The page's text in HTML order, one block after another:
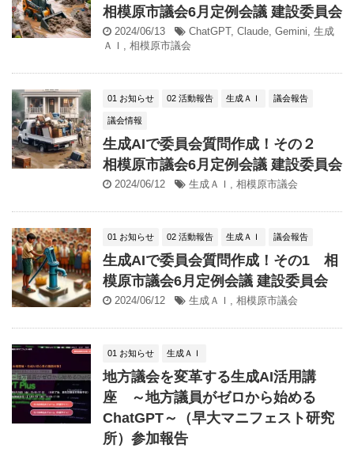
相模原市議会6月定例会議 建設委員会
2024/06/13 ChatGPT, Claude, Gemini, 生成
ＡＩ , 相模原市議会
01 お知らせ 02 活動報告 生成ＡＩ 議会報告
議会情報
生成AIで委員会質問作成！その２
相模原市議会6月定例会議 建設委員会
2024/06/12 生成ＡＩ , 相模原市議会
01 お知らせ 02 活動報告 生成ＡＩ 議会報告
生成AIで委員会質問作成！その1 相
模原市議会6月定例会議 建設委員会
2024/06/12 生成ＡＩ , 相模原市議会
01 お知らせ 生成ＡＩ
地方議会を変革する生成AI活用講
座 ～地方議員がゼロから始める
ChatGPT～（早大マニフェスト研究
所）参加報告